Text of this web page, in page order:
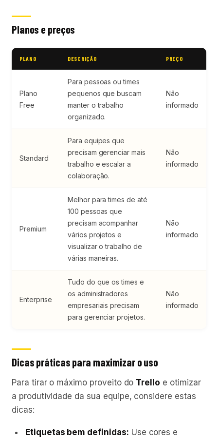
Planos e preços
PLANO DESCRIÇÃO PREÇO
Plano
Free
Para pessoas ou times
pequenos que buscam
manter o trabalho
organizado.
Não
informado
Standard
Para equipes que
precisam gerenciar mais
trabalho e escalar a
colaboração.
Não
informado
Premium
Melhor para times de até
100 pessoas que
precisam acompanhar
vários projetos e
visualizar o trabalho de
várias maneiras.
Não
informado
Enterprise
Tudo do que os times e
os administradores
empresariais precisam
para gerenciar projetos.
Não
informado
Dicas práticas para maximizar o uso
Para tirar o máximo proveito do Trello e otimizar
a produtividade da sua equipe, considere estas
dicas:
Etiquetas bem definidas: Use cores e